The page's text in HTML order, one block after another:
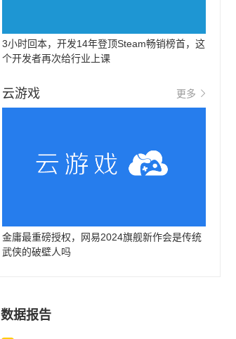
3小时回本，开发14年登顶Steam畅销榜首，这
个开发者再次给行业上课
云游戏 更多
金庸最重磅授权，网易2024旗舰新作会是传统
武侠的破壁人吗
数据报告